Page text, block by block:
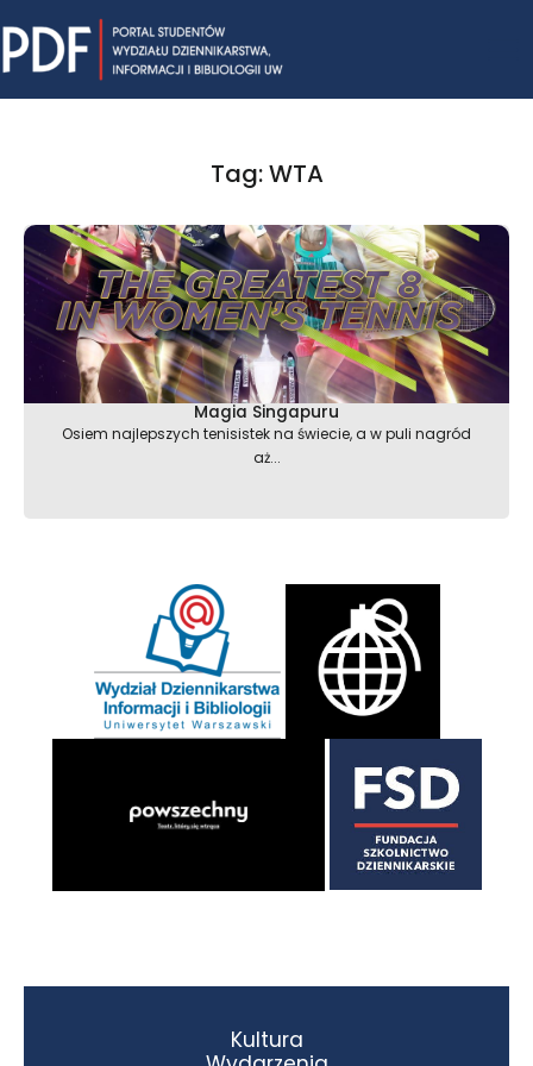
to
content
Tag: WTA
Magia Singapuru
Osiem najlepszych tenisistek na świecie, a w puli nagród
aż...
Kultura